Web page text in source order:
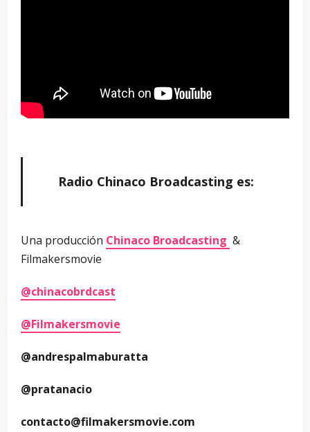
Radio Chinaco Broadcasting es:
Una producción Chinaco Broadcasting &
Filmakersmovie
@chinacobrdcast
@Filmakersmovie
@andrespalmaburatta
@pratanacio
contacto@filmakersmovie.com